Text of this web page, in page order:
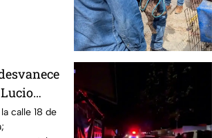
durante
calle 18 de